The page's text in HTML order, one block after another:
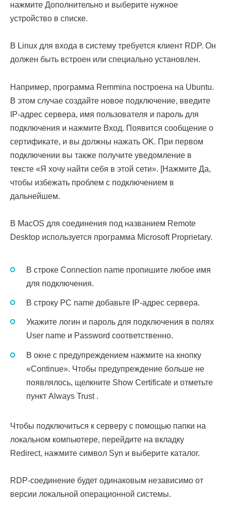
нажмите Дополнительно и выберите нужное
устройство в списке.
В Linux для входа в систему требуется клиент RDP. Он
должен быть встроен или специально установлен.
Например, программа Remmina построена на Ubuntu.
В этом случае создайте новое подключение, введите
IP-адрес сервера, имя пользователя и пароль для
подключения и нажмите Вход. Появится сообщение о
сертификате, и вы должны нажать OK. При первом
подключении вы также получите уведомление в
тексте «Я хочу найти себя в этой сети». [Нажмите Да,
чтобы избежать проблем с подключением в
дальнейшем.
В MacOS для соединения под названием Remote
Desktop используется программа Microsoft Proprietary.
В строке Connection name пропишите любое имя
для подключения.
В строку PC name добавьте IP-адрес сервера.
Укажите логин и пароль для подключения в полях
User name и Password соответственно.
В окне с предупреждением нажмите на кнопку
«Continue». Чтобы предупреждение больше не
появлялось, щелкните Show Certificate и отметьте
пункт Always Trust .
Чтобы подключиться к серверу с помощью папки на
локальном компьютере, перейдите на вкладку
Redirect, нажмите символ Syn и выберите каталог.
RDP-соединение будет одинаковым независимо от
версии локальной операционной системы.